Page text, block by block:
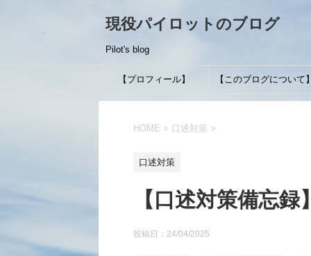
現役パイロットのブログ
Pilot's blog
【プロフィール】 【このブログについて
HOME > 口述対策 >
口述対策
【口述対策備忘
投稿日： 24/04/2025